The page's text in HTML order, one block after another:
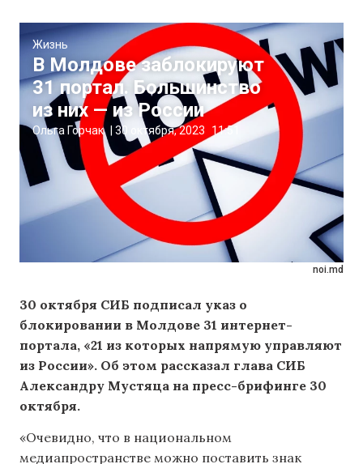
noi.md
Жизнь
В Молдове заблокируют
31 портал. Большинство
из них — из России
Ольга Горчак 30 октября, 2023 11:51
30 октября СИБ подписал указ о
блокировании в Молдове 31 интернет-
портала, «21 из которых напрямую управляют
из России». Об этом рассказал глава СИБ
Александру Мустяца на пресс-брифинге 30
октября.
«Очевидно, что в национальном
медиапространстве можно поставить знак